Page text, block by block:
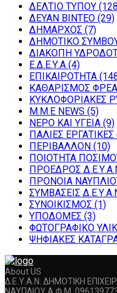
ΔΕΛΤΙΟ ΤΥΠΟΥ
ΔΕΥΑΝ ΒΙΝΤΕΟ (29)
ΔΗΜΑΡΧΟΣ (7)
ΔΗΜΟΤΙΚΟ
ΔΙΑΚΟΠΗ
Ε.Δ.Ε.Υ.Α (4)
ΕΠΙΚΑΙΡΟΤΗΤΑ
ΚΑΘΑΡΙΣΜΟΣ
ΚΥΚΛΟΦΟΡΙΑΚΕΣ
Μ.Μ.Ε NEWS (5)
ΝΕΡΟ ΚΑΙ ΥΓΕΙΑ (9)
ΠΑΛΙΕΣ ΕΡΓΑΤΙΚΕΣ
ΠΕΡΙΒΑΛΛΟΝ (10)
ΠΟΙΟΤΗΤΑ
ΠΡΟΕΔΡΟΣ
ΠΡΟΝΟΙΑ
ΣΥΜΒΑΣΕΙΣ
ΣΥΝΟΙΚΙΣΜΟΣ (1)
ΥΠΟΔΟΜΕΣ (3)
ΦΩΤΟΓΡΑΦΙΚΟ
ΨΗΦΙΑΚΕΣ
About US
Δ.Ε.Υ.Α.Ν. ΔΗΜΟΤΙΚΗ